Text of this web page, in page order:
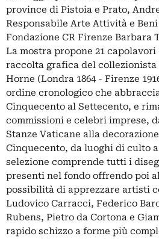
province di Pistoia e Prato,
Responsabile Arte Attività e
Fondazione CR Firenze Barbara
La mostra propone 21
raccolta grafica del collezionista
Horne (Londra 1864 - Firenze
ordine cronologico che
Cinquecento al Settecento, e
commissioni e celebri imprese,
Stanze Vaticane alla
Cinquecento, da luoghi di culto
selezione comprende tutti i
presenti nel fondo offrendo poi
possibilità di apprezzare artisti
Ludovico Carracci, Federico
Rubens, Pietro da Cortona e
rapido schizzo a forme più